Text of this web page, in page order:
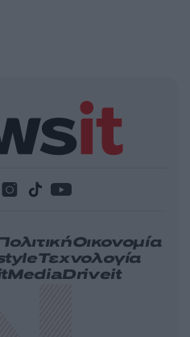
Οικονομία
Τεχνολογία
MediaDriveit